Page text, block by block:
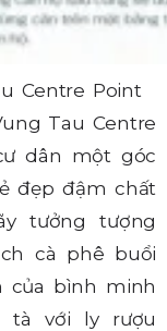
Centre Point
Tau Centre
dân một góc
đẹp đậm chất
tưởng tượng
cà phê buổi
của bình minh
tà với ly rượu